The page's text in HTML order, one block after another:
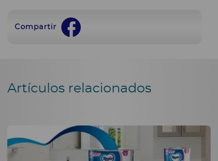
Compartir
Artículos relacionados